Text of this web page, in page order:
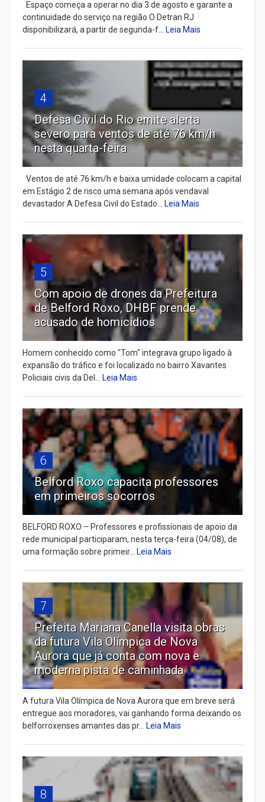
Espaço começa a operar no dia 3 de agosto e garante a
continuidade do serviço na região O Detran RJ
disponibilizará, a partir de segunda-f... Leia Mais
4
Defesa Civil do Rio emite alerta
severo para ventos de até 76 km/h
nesta quarta-feira
Ventos de até 76 km/h e baixa umidade colocam a capital
em Estágio 2 de risco uma semana após vendaval
devastador A Defesa Civil do Estado... Leia Mais
5
Com apoio de drones da Prefeitura
de Belford Roxo, DHBF prende
acusado de homicídios
Homem conhecido como "Tom" integrava grupo ligado à
expansão do tráfico e foi localizado no bairro Xavantes
Policiais civis da Del... Leia Mais
6
Belford Roxo capacita professores
em primeiros socorros
BELFORD ROXO – Professores e profissionais de apoio da
rede municipal participaram, nesta terça-feira (04/08), de
uma formação sobre primeir... Leia Mais
7
Prefeita Mariana Canella visita obras
da futura Vila Olímpica de Nova
Aurora que já conta com nova e
moderna pista de caminhada
A futura Vila Olímpica de Nova Aurora que em breve será
entregue aos moradores, vai ganhando forma deixando os
belforroxenses amantes das pr... Leia Mais
8